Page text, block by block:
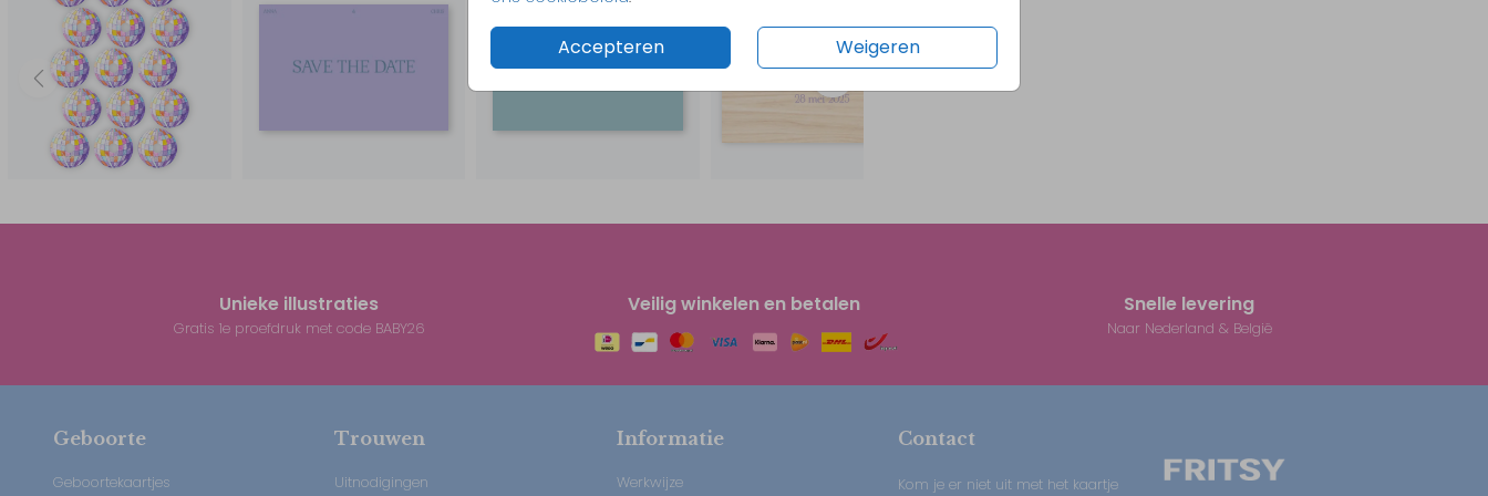
Accepteren Weigeren
// Anna & Chris
Unieke illustraties
Gratis 1e proefdruk met code BABY26
Veilig winkelen en betalen Snelle levering
Naar Nederland & België
Geboorte
Geboortekaartjes
Trouwen
Uitnodigingen
Informatie
Werkwijze
Contact
Kom je er niet uit met het kaartje